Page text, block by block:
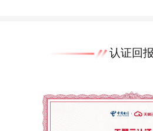
认证回报